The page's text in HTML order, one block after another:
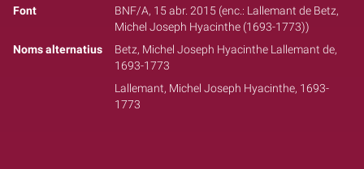
Font
BNF/A, 15 abr. 2015 (enc.: Lallemant de Betz,
Michel Joseph Hyacinthe (1693-1773))
Noms alternatius
Betz, Michel Joseph Hyacinthe Lallemant de,
1693-1773
Lallemant, Michel Joseph Hyacinthe, 1693-
1773